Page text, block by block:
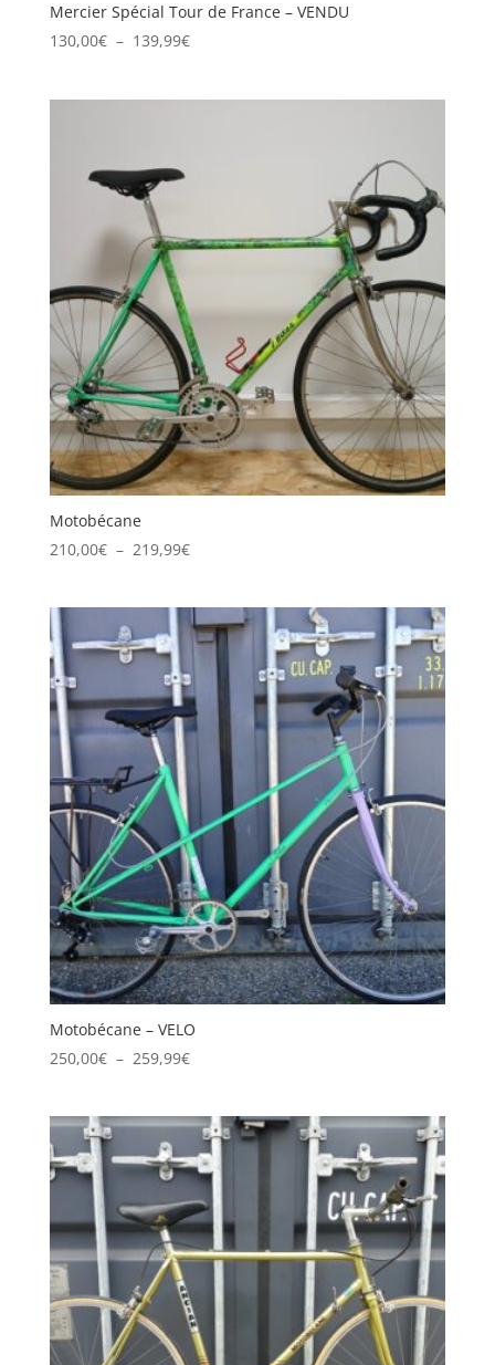
Mercier Spécial Tour de France – VENDU
130,00€ – 139,99€Plage
Motobécane
210,00€ – 219,99€Plage
210,00€
à
219,99€
Motobécane – VELO
250,00€ – 259,99€Plage
250,00€
à
259,99€